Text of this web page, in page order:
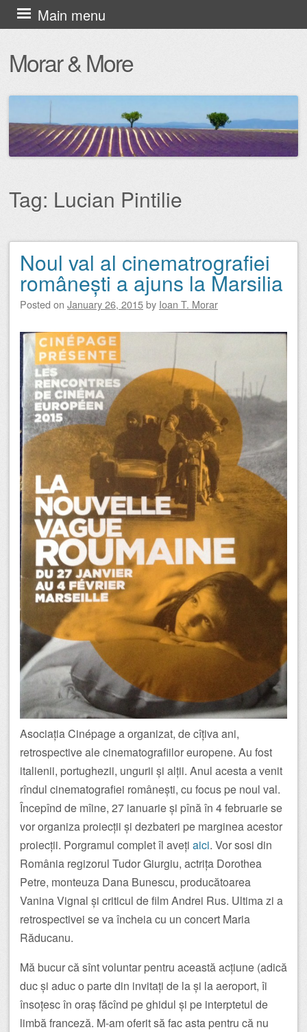
Morar & More
Main menu
Skip
to
content
Tag: Lucian Pintilie
Post navigation
Noul val al cinematrografiei
românești a ajuns la Marsilia
Posted on January 26, 2015by Ioan T. Morar
Asociația Cinépage a organizat, de cîțiva ani,
retrospective ale cinematografiilor europene. Au fost
italienii, portughezii, ungurii și alții. Anul acesta a venit
rîndul cinematografiei românești, cu focus pe noul val.
Începînd de mîine, 27 ianuarie și pînă în 4 februarie se
vor organiza proiecții și dezbateri pe marginea acestor
proiecții. Porgramul complet îl aveți aici. Vor sosi din
România regizorul Tudor Giurgiu, actrița Dorothea
Petre, monteuza Dana Bunescu, producătoarea
Vanina Vignal și criticul de film Andrei Rus. Ultima zi a
retrospectivei se va încheia cu un concert Maria
Răducanu.
Mă bucur că sînt voluntar pentru această acțiune (adică
duc și aduc o parte din invitați de la și la aeroport, îi
însoțesc în oraș făcînd pe ghidul și pe interptetul de
limbă franceză. M-am oferit să fac asta pentru că nu